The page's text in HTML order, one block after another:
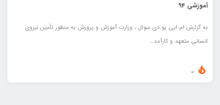
آموزشي 94
به گزارش ام ایی یو دی سوال ، وزارت آموزش و پرورش به منظور تأمين نيروي
انساني متعهد و كارآمد…